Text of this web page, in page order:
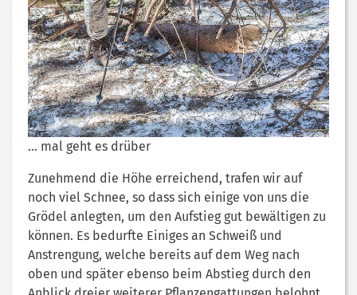
… mal geht es drüber
Zunehmend die Höhe erreichend, trafen wir auf
noch viel Schnee, so dass sich einige von uns die
Grödel anlegten, um den Aufstieg gut bewältigen zu
können. Es bedurfte Einiges an Schweiß und
Anstrengung, welche bereits auf dem Weg nach
oben und später ebenso beim Abstieg durch den